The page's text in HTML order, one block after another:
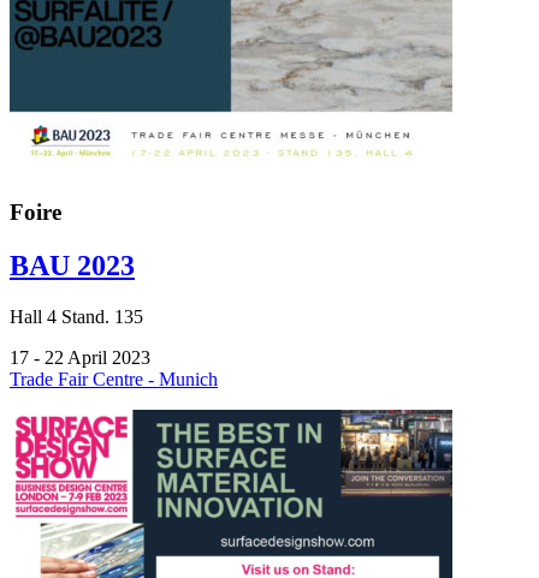
Foire
BAU 2023
Hall 4 Stand. 135
17 - 22 April 2023
Trade Fair Centre - Munich